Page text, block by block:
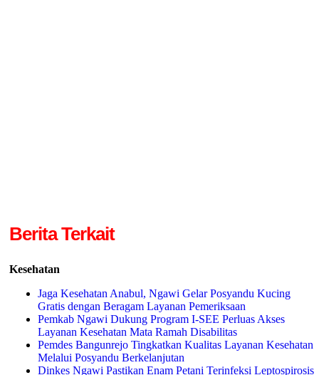
Berita Terkait
Kesehatan
Jaga Kesehatan Anabul, Ngawi Gelar Posyandu Kucing
Gratis dengan Beragam Layanan Pemeriksaan
Pemkab Ngawi Dukung Program I-SEE Perluas Akses
Layanan Kesehatan Mata Ramah Disabilitas
Pemdes Bangunrejo Tingkatkan Kualitas Layanan Kesehatan
Melalui Posyandu Berkelanjutan
Dinkes Ngawi Pastikan Enam Petani Terinfeksi Leptospirosis